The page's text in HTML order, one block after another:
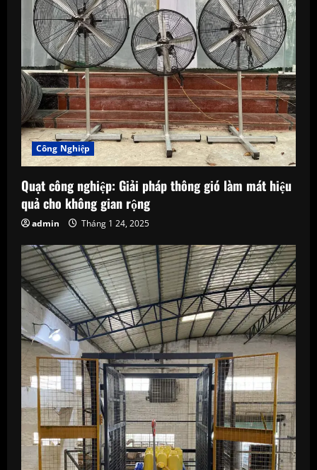
Công Nghiệp
Quạt công nghiệp: Giải pháp thông gió làm mát hiệu
quả cho không gian rộng
admin Tháng 1 24, 2025